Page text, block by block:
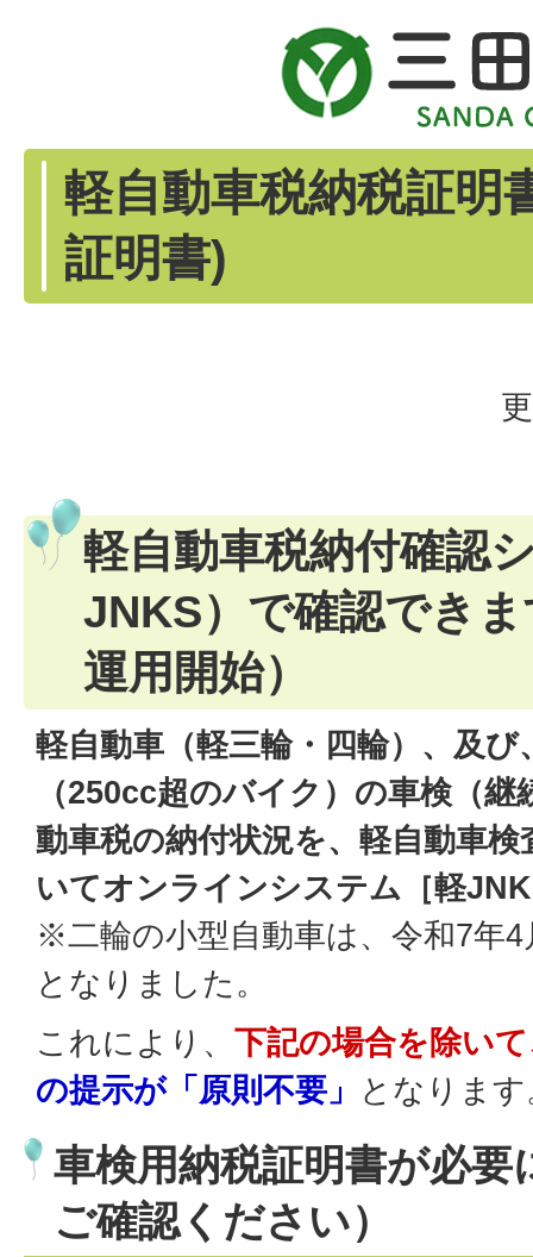
軽自動車税納税証明
証明書)
軽自動車税納付確認
JNKS）で確認でき
運用開始）
軽自動車（軽三輪・四輪）、及び
（250cc超のバイク）の車検（
動車税の納付状況を、軽自動車
いてオンラインシステム［軽
※二輪の小型自動車は、令和7年
となりました。
これにより、 下記の場合を除い
の提示が「原則不要」
となります
車検用納税証明書が必要
ご確認ください）